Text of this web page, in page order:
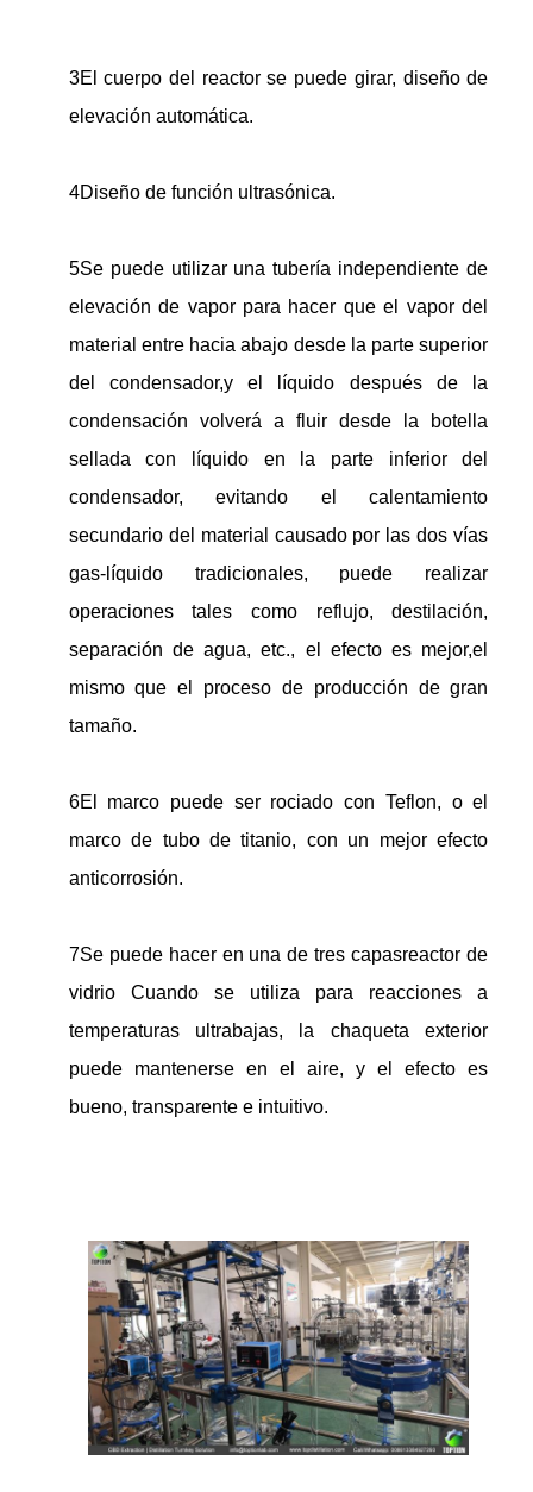
3El cuerpo del reactor se puede girar, diseño de
elevación automática.
4Diseño de función ultrasónica.
5Se puede utilizar una tubería independiente de
elevación de vapor para hacer que el vapor del
material entre hacia abajo desde la parte superior
del condensador,y el líquido después de la
condensación volverá a fluir desde la botella
sellada con líquido en la parte inferior del
condensador, evitando el calentamiento
secundario del material causado por las dos vías
gas-líquido tradicionales, puede realizar
operaciones tales como reflujo, destilación,
separación de agua, etc., el efecto es mejor,el
mismo que el proceso de producción de gran
tamaño.
6El marco puede ser rociado con Teflon, o el
marco de tubo de titanio, con un mejor efecto
anticorrosión.
7Se puede hacer en una de tres capasreactor de
vidrio
Cuando se utiliza para reacciones a
temperaturas ultrabajas, la chaqueta exterior
puede mantenerse en el aire, y el efecto es
bueno, transparente e intuitivo.